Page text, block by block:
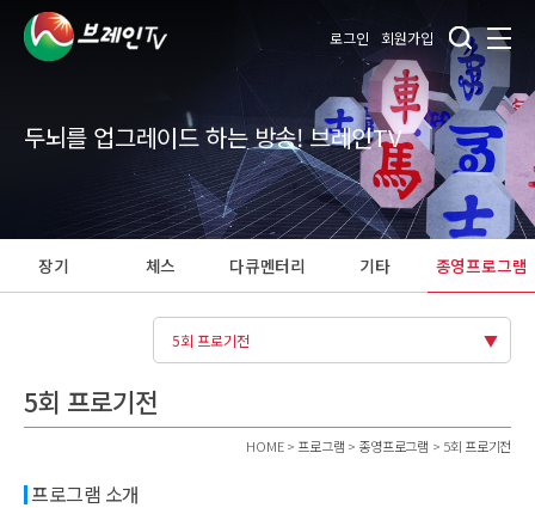
로그인 회원가입
두뇌를 업그레이드 하는 방송! 브레인TV
장기 체스 다큐멘터리 기타 종영프로그램
5회 프로기전
5회 프로기전
HOME > 프로그램 > 종영프로그램 > 5회 프로기전
프로그램 소개